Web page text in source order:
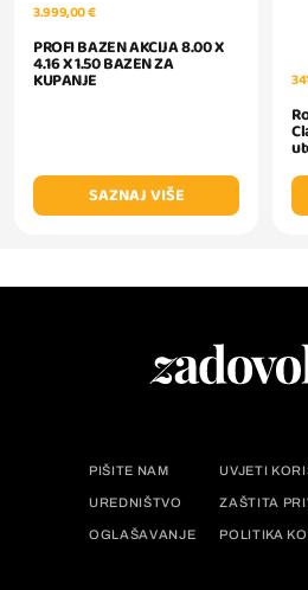
3.999,00 €
PROFI BAZEN AKCIJA 8.00 X
4.16 X 1.50 BAZEN ZA
KUPANJE
SAZNAJ VIŠE
PIŠITE NAM UVJETI
UREDNIŠTVO ZAŠTITA
OGLAŠAVANJE POLITIKA